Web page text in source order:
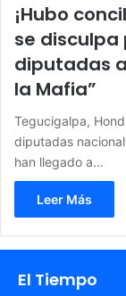
¡Hubo
se
diputadas
la Mafia”
Tegucigalpa,
diputadas
han llegado a…
Leer Más
El Tiempo